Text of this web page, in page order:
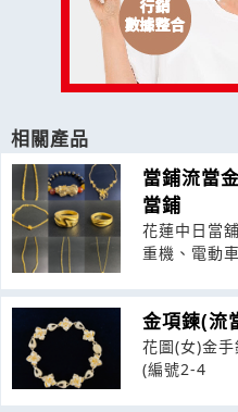
相關產品
當鋪流當
當鋪
花蓮中日當
重機、電動
金項鍊(流
花圖(女)金
(編號2-4